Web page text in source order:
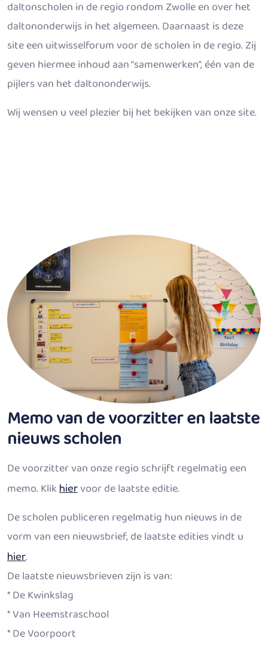
daltonscholen in de regio rondom Zwolle en over het
daltononderwijs in het algemeen. Daarnaast is deze
site een uitwisselforum voor de scholen in de regio. Zij
geven hiermee inhoud aan “samenwerken”, één van de
pijlers van het daltononderwijs.
Wij wensen u veel plezier bij het bekijken van onze site.
Memo van de voorzitter en laatste
nieuws scholen
De voorzitter van onze regio schrijft regelmatig een
memo. Klik hiervoor de laatste editie.
De scholen publiceren regelmatig hun nieuws in de
vorm van een nieuwsbrief, de laatste edities vindt u
hier.
De laatste nieuwsbrieven zijn is van:
* De Kwinkslag
* Van Heemstraschool
* De Voorpoort